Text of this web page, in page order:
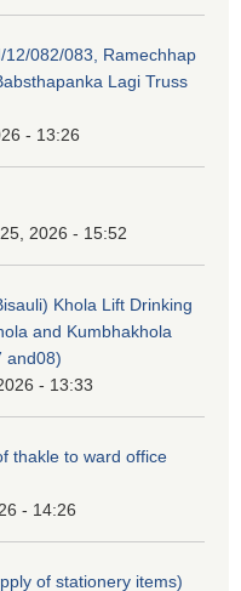
12/082/083, Ramechhap
Lagi Truss
- 13:26
2026 - 15:52
Khola Lift Drinking
and Kumbhakhola
and08)
- 13:33
thakle to ward office
- 14:26
of stationery items)